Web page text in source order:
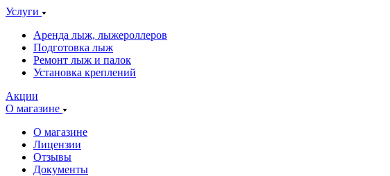
Услуги
Аренда лыж, лыжероллеров
Подготовка лыж
Ремонт лыж и палок
Установка креплений
Акции
О магазине
О магазине
Лицензии
Отзывы
Документы